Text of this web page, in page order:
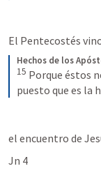
El Pentecostés
Hechos de los
15 Porque éstos
puesto que es la
el encuentro de
Jn 4